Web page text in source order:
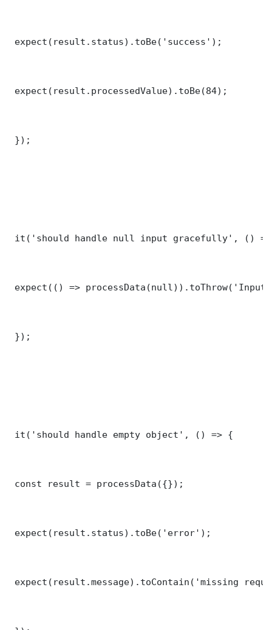
expect(result.status).toBe('success');
expect(result.processedValue).toBe(84);
});
it('should handle null input gracefully', ()
expect(() =>
});
it('should handle empty object', () => {
const result = processData({});
expect(result.status).toBe('error');
expect(result.message).toContain('missing